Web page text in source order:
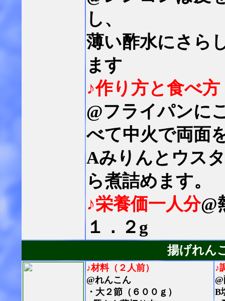
し、
薄い酢水にさら
ます
♪作り方と食べ方
@フライパンに
べて中火で両面
Aみりんとウス
ら煮詰めます。
♪栄養価一人分@
１．２g
揚げれん
♪材料（２人前）
@れんこん
・大２節（６００ｇ）
♪
B